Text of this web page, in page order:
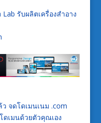
รับผลิตเครื่องสำอาง
จดโดเมนเนม .com
ดเมนด้วยตัวคุณเอง